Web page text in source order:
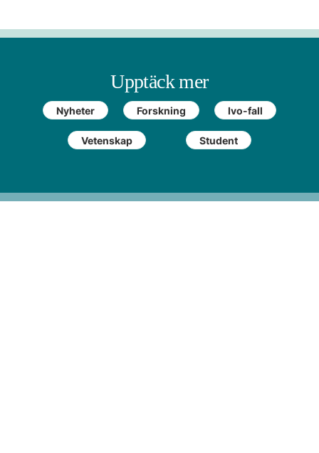
Upptäck mer
Nyheter Forskning Ivo-fall
Vetenskap Student